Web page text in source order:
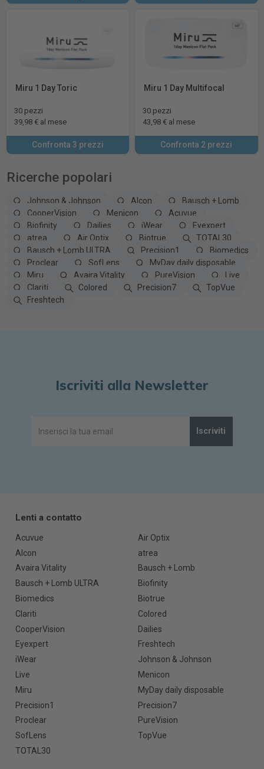
Miru 1 Day Toric
30 pezzi
39,98 € al mese
Confronta 3 prezzi
Miru 1 Day Multifocal
30 pezzi
43,98 € al mese
Confronta 2 prezzi
Ricerche popolari
Johnson & Johnson Alcon
Bausch + Lomb
CooperVision
Menicon
Acuvue
Biofinity
Dailies iWear
Eyexpert
atrea
Air Optix Biotrue
TOTAL30
Bausch + Lomb ULTRA
Precision1
Biomedics
Proclear
SofLens
MyDay daily disposable
Miru
Avaira Vitality PureVision
Live
Clariti
Colored Precision7
TopVue
Freshtech
Iscriviti alla Newsletter
Iscriviti
Lenti a contatto
Acuvue
Air Optix
Alcon
atrea
Avaira Vitality
Bausch + Lomb
Bausch + Lomb ULTRA
Biofinity
Biomedics
Biotrue
Clariti
Colored
CooperVision
Dailies
Eyexpert
Freshtech
iWear
Johnson & Johnson
Live
Menicon
Miru
MyDay daily disposable
Precision1
Precision7
Proclear
PureVision
SofLens
TopVue
TOTAL30